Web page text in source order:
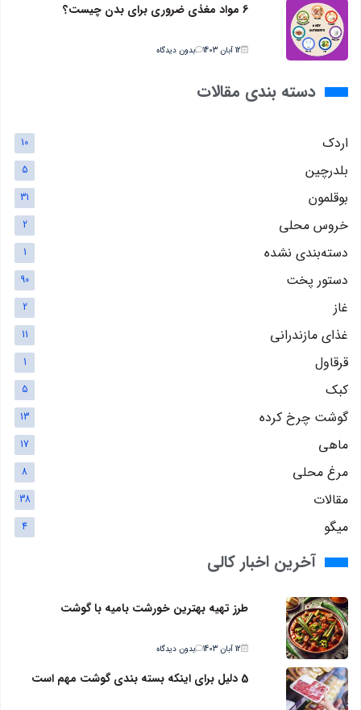
6 مواد مغذی ضروری برای بدن چیست؟
12 آبان 1403 بدون دیدگاه
دسته بندی مقالات
اردک 10
بلدرچین 5
بوقلمون 31
خروس محلی 2
دسته‌بندی نشده 1
دستور پخت 90
غاز 2
غذای مازندرانی 11
قرقاول 1
کبک 5
گوشت چرخ کرده 13
ماهی 17
مرغ محلی 8
مقالات 38
میگو 4
آخرین اخبار کالی
طرز تهیه بهترین خورشت بامیه با گوشت
12 آبان 1403 بدون دیدگاه
5 دلیل برای اینکه بسته بندی گوشت مهم است